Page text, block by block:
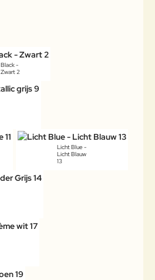
Black -
Zwart 2
Licht Blue -
Licht Blauw
13